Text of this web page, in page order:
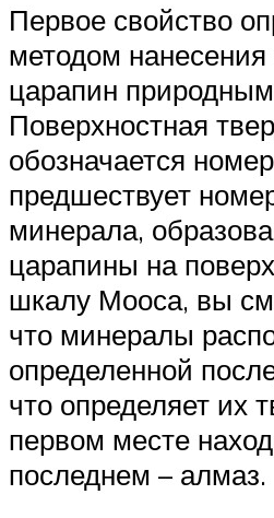
Первое свойство
методом нанесения
царапин
Поверхностная
обозначается
предшествует
минерала,
царапины на
шкалу Мооса, вы
что минералы
определенной
что определяет их
первом месте
последнем – алмаз.